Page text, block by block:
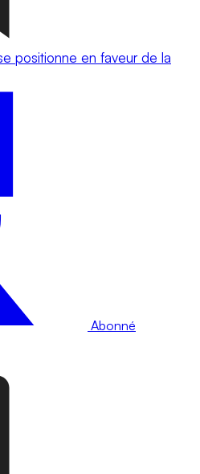
positionne en faveur de la
Abonné